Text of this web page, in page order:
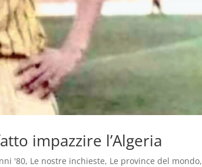
impazzire l’Algeria
'80, Le nostre inchieste, Le province del mondo,